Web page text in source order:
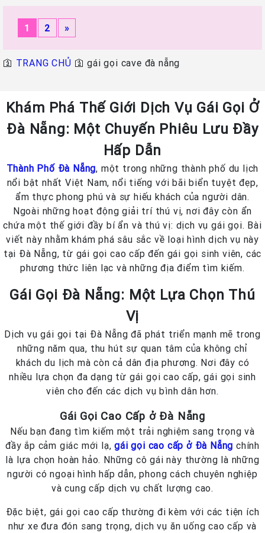
1 2 »
🛐 TRANG CHỦ 🛐gái gọi cave đà nẵng
Khám Phá Thế Giới Dịch Vụ Gái Gọi Ở
Đà Nẵng: Một Chuyến Phiêu Lưu Đầy
Hấp Dẫn
Thành Phố Đà Nẵng, một trong những thành phố du lịch
nổi bật nhất Việt Nam, nổi tiếng với bãi biển tuyệt đẹp,
ẩm thực phong phú và sự hiếu khách của người dân.
Ngoài những hoạt động giải trí thú vị, nơi đây còn ẩn
chứa một thế giới đầy bí ẩn và thú vị: dịch vụ gái gọi. Bài
viết này nhằm khám phá sâu sắc về loại hình dịch vụ này
tại Đà Nẵng, từ gái gọi cao cấp đến gái gọi sinh viên, các
phương thức liên lạc và những địa điểm tìm kiếm.
Gái Gọi Đà Nẵng: Một Lựa Chọn Thú
Vị
Dịch vụ gái gọi tại Đà Nẵng đã phát triển mạnh mẽ trong
những năm qua, thu hút sự quan tâm của không chỉ
khách du lịch mà còn cả dân địa phương. Nơi đây có
nhiều lựa chọn đa dạng từ gái gọi cao cấp, gái gọi sinh
viên cho đến các dịch vụ bình dân hơn.
Gái Gọi Cao Cấp ở Đà Nẵng
Nếu bạn đang tìm kiếm một trải nghiệm sang trọng và
đầy ắp cảm giác mới lạ,gái gọi cao cấp ở Đà Nẵng chính
là lựa chọn hoàn hảo. Những cô gái này thường là những
người có ngoại hình hấp dẫn, phong cách chuyên nghiệp
và cung cấp dịch vụ chất lượng cao.
Đặc biệt, gái gọi cao cấp thường đi kèm với các tiện ích
như xe đưa đón sang trọng, dịch vụ ăn uống cao cấp và